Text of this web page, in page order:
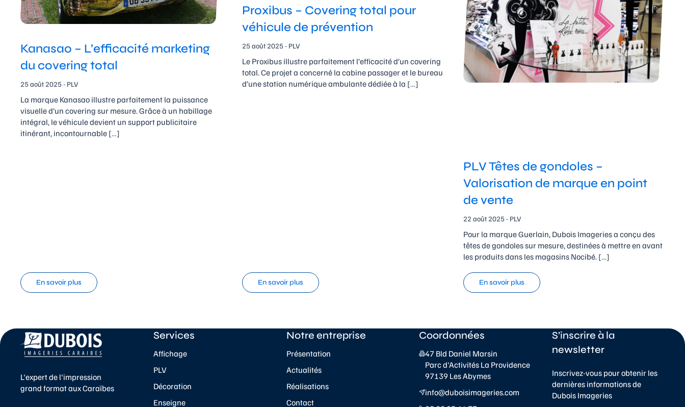
Kanasao – L’efficacité marketing
du covering total
25 août 2025 - PLV
La marque Kanasao illustre parfaitement la puissance
visuelle d’un covering sur mesure. Grâce à un habillage
intégral, le véhicule devient un support publicitaire
itinérant, incontournable […]
En savoir plus
Proxibus – Covering total pour
véhicule de prévention
25 août 2025 - PLV
Le Proxibus illustre parfaitement l’efficacité d’un covering
total. Ce projet a concerné la cabine passager et le bureau
d’une station numérique ambulante dédiée à la […]
En savoir plus
PLV Têtes de gondoles –
Valorisation de marque en point
de vente
22 août 2025 - PLV
Pour la marque Guerlain, Dubois Imageries a conçu des
têtes de gondoles sur mesure, destinées à mettre en avant
les produits dans les magasins Nocibé. […]
En savoir plus
L'expert de l'impression
grand format aux Caraïbes
Services
Affichage
PLV
Décoration
Enseigne
Notre entreprise
Présentation
Actualités
Réalisations
Contact
Coordonnées
47 Bld Daniel Marsin
Parc d'Activités La Providence
97139 Les Abymes
info@duboisimageries.com
S’inscrire à la
newsletter
Inscrivez-vous pour obtenir les
dernières informations de
Dubois Imageries